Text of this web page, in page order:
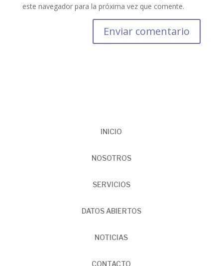
este navegador para la próxima vez que comente.
INICIO
NOSOTROS
SERVICIOS
DATOS ABIERTOS
NOTICIAS
CONTACTO